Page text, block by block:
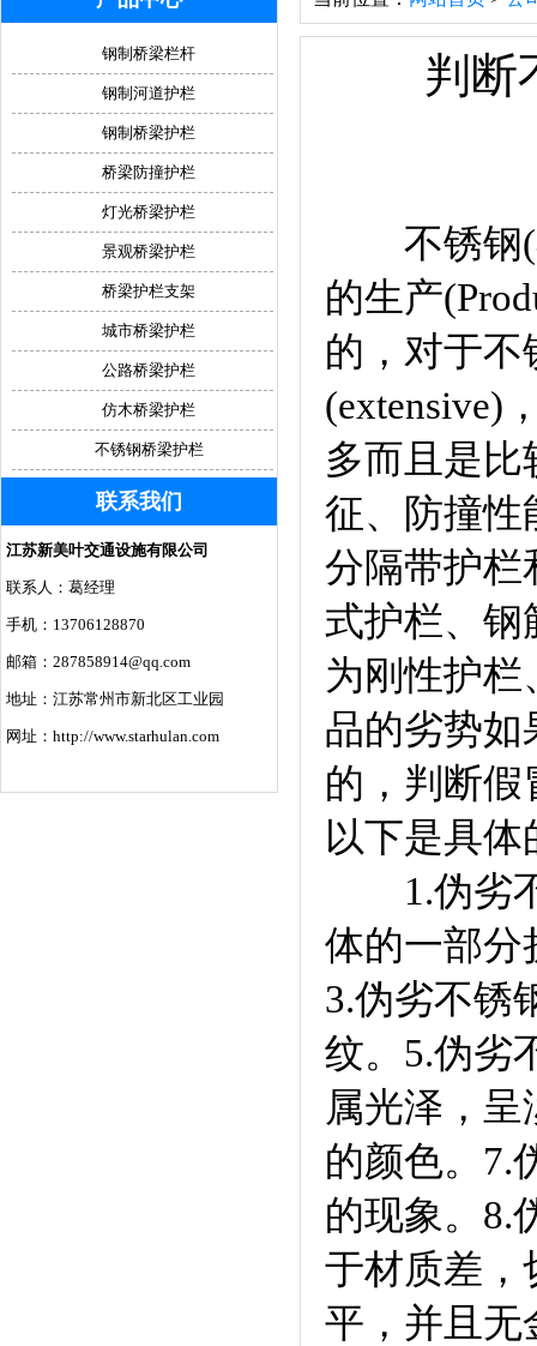
判断
不锈钢(
的生产
的，对于
(extensive)
多而且是
征、防撞性
分隔带护栏
式护栏、钢
为刚性护
品的劣势如
的，判断假
以下是具
1.伪劣不
体的一部分
3.伪劣不锈
纹。5.伪劣
属光泽，
的颜色。7.
的现象。8.
于材质差，
平，并且无
钢制桥梁栏杆
钢制河道护栏
钢制桥梁护栏
桥梁防撞护栏
灯光桥梁护栏
景观桥梁护栏
桥梁护栏支架
城市桥梁护栏
公路桥梁护栏
仿木桥梁护栏
不锈钢桥梁护栏
联系我们
江苏新美叶交通设施有限公司
联系人：葛经理
手机：13706128870
邮箱：287858914@qq.com
地址：江苏常州市新北区工业园
网址：http://www.starhulan.com